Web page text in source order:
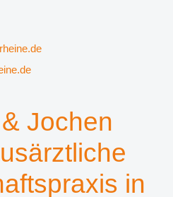
Jochen
in